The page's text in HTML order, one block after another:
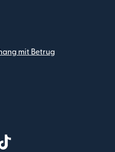
mit Betrug
geöffnet)
Fenster geöffnet)
neuen Fenster geöffnet)
einem neuen Fenster geöffnet)
in einem neuen Fenster